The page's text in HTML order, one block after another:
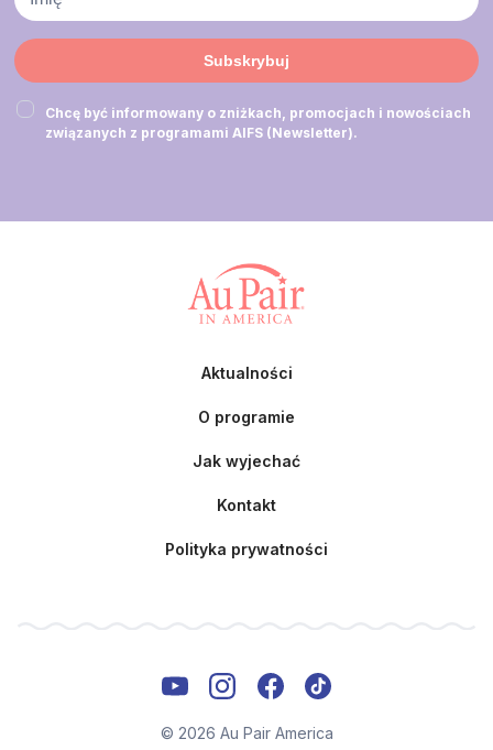
Subskrybuj
Chcę być informowany o zniżkach, promocjach i nowościach
związanych z programami AIFS (Newsletter).
Aktualności
O programie
Jak wyjechać
Kontakt
Polityka prywatności
© 2026 Au Pair America